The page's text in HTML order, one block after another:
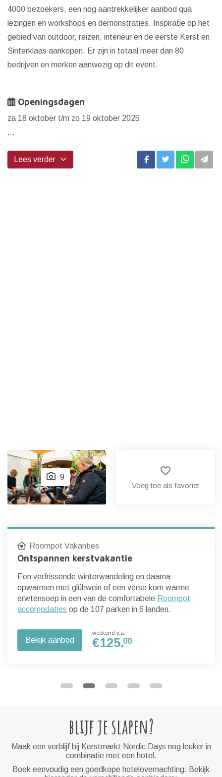
4000 bezoekers, een nog aantrekkelijker aanbod qua
lezingen en workshops en demonstraties. Inspiratie op het
gebied van outdoor, reizen, interieur en de eerste Kerst en
Sinterklaas aankopen. Er zijn in totaal meer dan 80
bedrijven en merken aanwezig op dit event.
Openingsdagen
za 18 oktober t/m zo 19 oktober 2025
...
Lees verder
9
favorite_border
Voeg toe als favoriet
Roompot Vakanties
Ontspannen kerstvakantie
Een verfrissende winterwandeling en daarna
opwarmen met glühwein of een verse kom warme
erwtensoep in een van de comfortabele Roompot
accomodaties op de 107 parken in 6 landen.
Bekijk aanbod
weekend v.a.
€125.00
blijf je slapen?
Maak een verblijf bij Kerstmarkt Nordic Days nog leuker in
combinatie met een hotel.
Boek eenvoudig een goedkope hotelovernachting. Bekijk